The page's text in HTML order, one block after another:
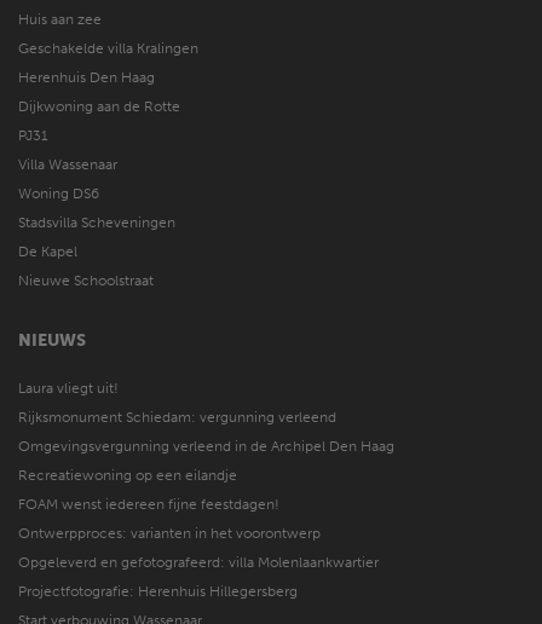
Huis aan zee
Geschakelde villa Kralingen
Herenhuis Den Haag
Dijkwoning aan de Rotte
PJ31
Villa Wassenaar
Woning DS6
Stadsvilla Scheveningen
De Kapel
Nieuwe Schoolstraat
NIEUWS
Laura vliegt uit!
Rijksmonument Schiedam: vergunning verleend
Omgevingsvergunning verleend in de Archipel Den Haag
Recreatiewoning op een eilandje
FOAM wenst iedereen fijne feestdagen!
Ontwerpproces: varianten in het voorontwerp
Opgeleverd en gefotografeerd: villa Molenlaankwartier
Projectfotografie: Herenhuis Hillegersberg
Start verbouwing Wassenaar